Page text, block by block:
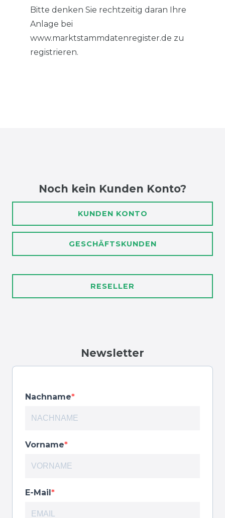
Bitte denken Sie rechtzeitig daran Ihre
Anlage bei
www.marktstammdatenregister.de zu
registrieren.
Noch kein Kunden Konto?
KUNDEN KONTO
GESCHÄFTSKUNDEN
RESELLER
Newsletter
Nachname
Vorname
E-Mail